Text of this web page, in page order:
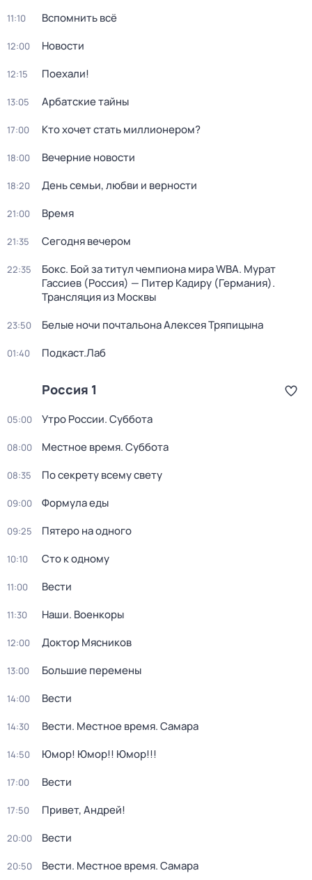
11:10 Вспомнить всё
12:00 Новости
12:15 Поехали!
13:05 Арбатские тайны
17:00 Кто хочет стать миллионером?
18:00 Вечерние новости
18:20 День семьи, любви и верности
21:00 Время
21:35 Сегодня вечером
22:35
Бокс. Бой за титул чемпиона мира WBA. Мурат
Гассиев (Россия) — Питер Кадиру (Германия).
Трансляция из Москвы
23:50 Белые ночи почтальона Алексея Тряпицына
01:40 Подкаст.Лаб
Россия 1
05:00 Утро России. Суббота
08:00 Местное время. Суббота
08:35 По секрету всему свету
09:00 Формула еды
09:25 Пятеро на одного
10:10 Сто к одному
11:00 Вести
11:30 Наши. Военкоры
12:00 Доктор Мясников
13:00 Большие перемены
14:00 Вести
14:30 Вести. Местное время. Самара
14:50 Юмор! Юмор!! Юмор!!!
17:00 Вести
17:50 Привет, Андрей!
20:00 Вести
20:50 Вести. Местное время. Самара